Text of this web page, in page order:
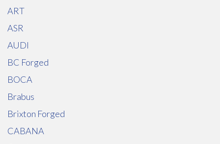
ART
ASR
AUDI
BC Forged
BOCA
Brabus
Brixton Forged
CABANA